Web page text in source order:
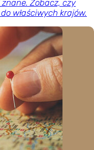
Zobacz, czy
właściwych krajów.